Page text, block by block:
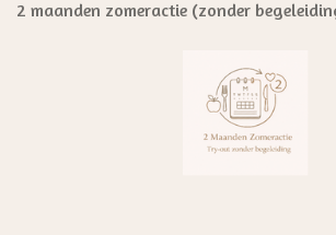
2 maanden zomeractie (zonder